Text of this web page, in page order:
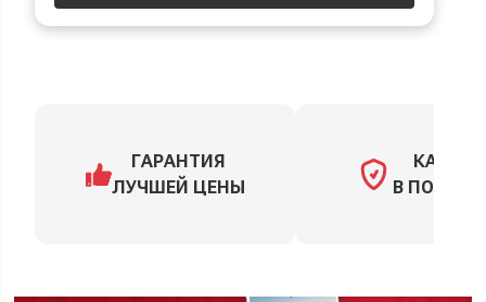
ГАРАНТИЯ
ЛУЧШЕЙ ЦЕНЫ
КАСКО
В